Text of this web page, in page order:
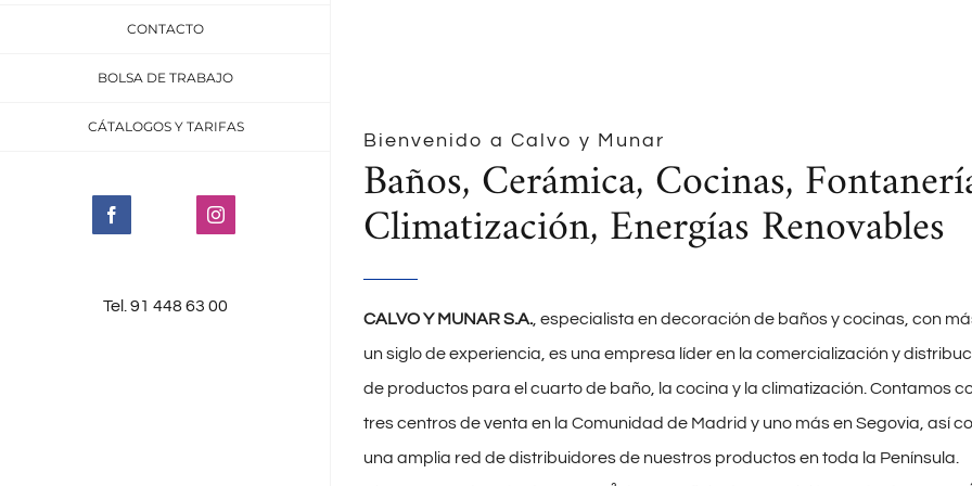
CONTACTO
BOLSA DE TRABAJO
CÁTALOGOS Y TARIFAS
Facebook Instagram
Tel. 91 448 63 00
Bienvenido a Calvo y Munar
Baños, Cerámica, Cocinas,
Climatización, Energías Renovables
CALVO Y MUNAR S.A., especialista en decoración de baños y cocinas, con
un siglo de experiencia, es una empresa líder en la comercialización y
de productos para el cuarto de baño, la cocina y la climatización. Contamos
tres centros de venta en la Comunidad de Madrid y uno más en Segovia, así
una amplia red de distribuidores de nuestros productos en toda la Península.